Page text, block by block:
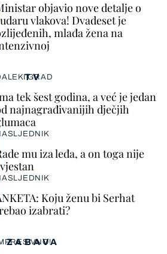
objavio nove detalje o
vlakova! Dvadeset je
mlađa žena na
ZABAVA
TV
GRAD
tek šest godina, a već je jedan
najnagrađivanijih dječjih
mu iza leđa, a on toga nije
Koju ženu bi Serhat
izabrati?